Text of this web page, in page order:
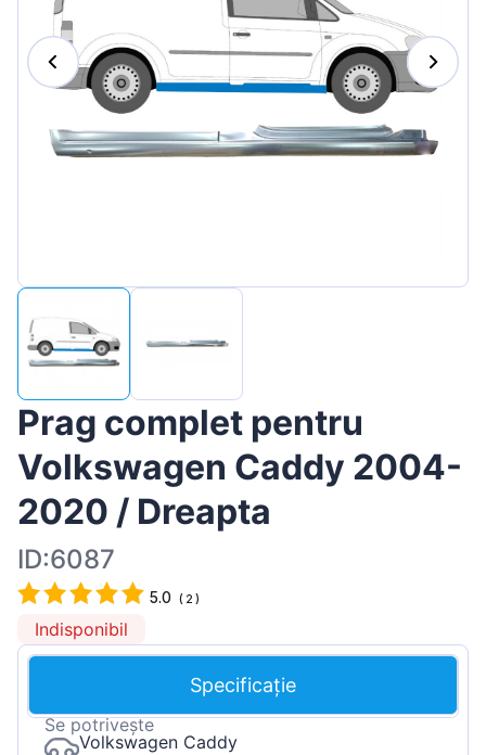
Lietuvių
Hrvatski
Slovenian
Prag complet pentru
Volkswagen Caddy 2004-
2020 / Dreapta
ID:6087
5.0 ( 2 )
Indisponibil
Specificație
Se potrivește
Volkswagen Caddy